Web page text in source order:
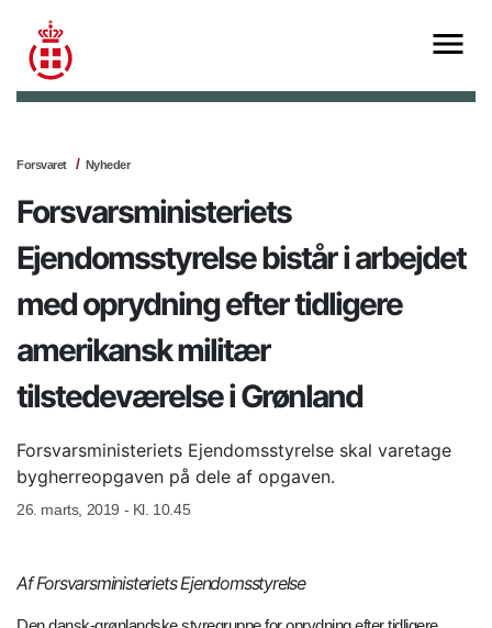
Forsvaret Nyheder
Forsvarsministeriets
Ejendomsstyrelse bistår i arbejdet
med oprydning efter tidligere
amerikansk militær
tilstedeværelse i Grønland
Forsvarsministeriets Ejendomsstyrelse skal varetage
bygherreopgaven på dele af opgaven.
26. marts, 2019 - Kl. 10.45
Af Forsvarsministeriets Ejendomsstyrelse